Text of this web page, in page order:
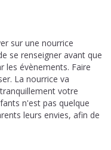
sur une nourrice
se renseigner avant que
les évènements. Faire
La nourrice va
votre
n'est pas quelque
leurs envies, afin de